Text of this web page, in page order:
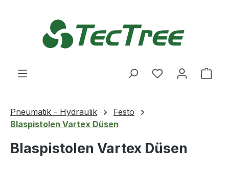
Du hast 0
Pneumatik - Hydraulik
Festo
Blaspistolen Vartex Düsen
Blaspistolen Vartex Düsen